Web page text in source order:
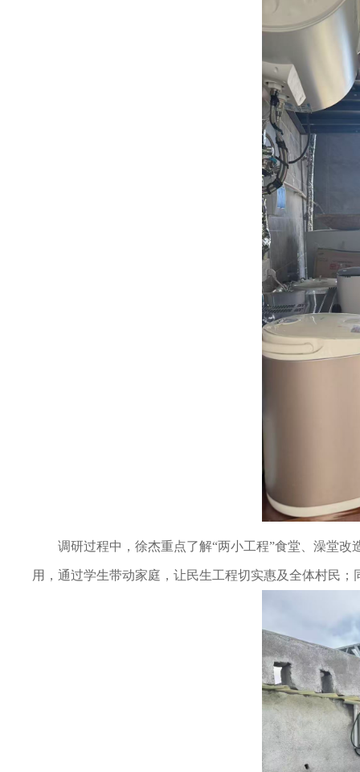
调研过程中，徐杰重点了解“两小工程”食堂、澡堂
用，通过学生带动家庭，让民生工程切实惠及全体村民